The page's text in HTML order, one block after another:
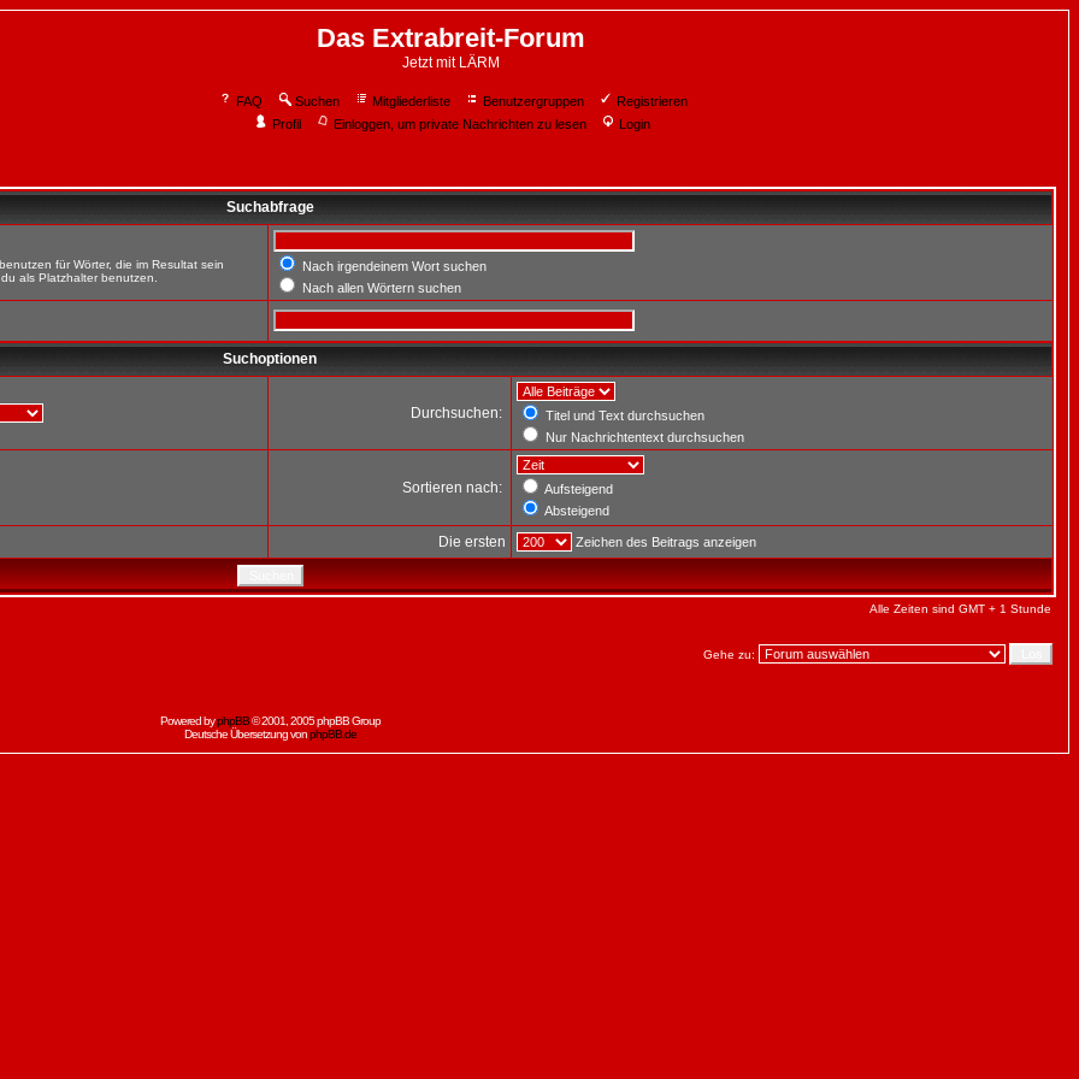
Das Extrabreit-Forum
Jetzt mit LÄRM
FAQ Suchen Mitgliederliste Benutzergruppen
Registrieren
Profil
Einloggen, um private Nachrichten zu lesen Login
Suchabfrage
für Wörter, die im Resultat sein
als Platzhalter benutzen.
Nach irgendeinem Wort suchen
Nach allen Wörtern suchen
Suchoptionen
Durchsuchen:
Titel und Text durchsuchen
Nur Nachrichtentext durchsuchen
Sortieren nach:
Aufsteigend
Absteigend
Die ersten Zeichen des Beitrags anzeigen
Alle Zeiten sind GMT + 1 Stunde
Gehe zu:
Powered byphpBB© 2001, 2005 phpBB Group
Deutsche Übersetzung vonphpBB.de